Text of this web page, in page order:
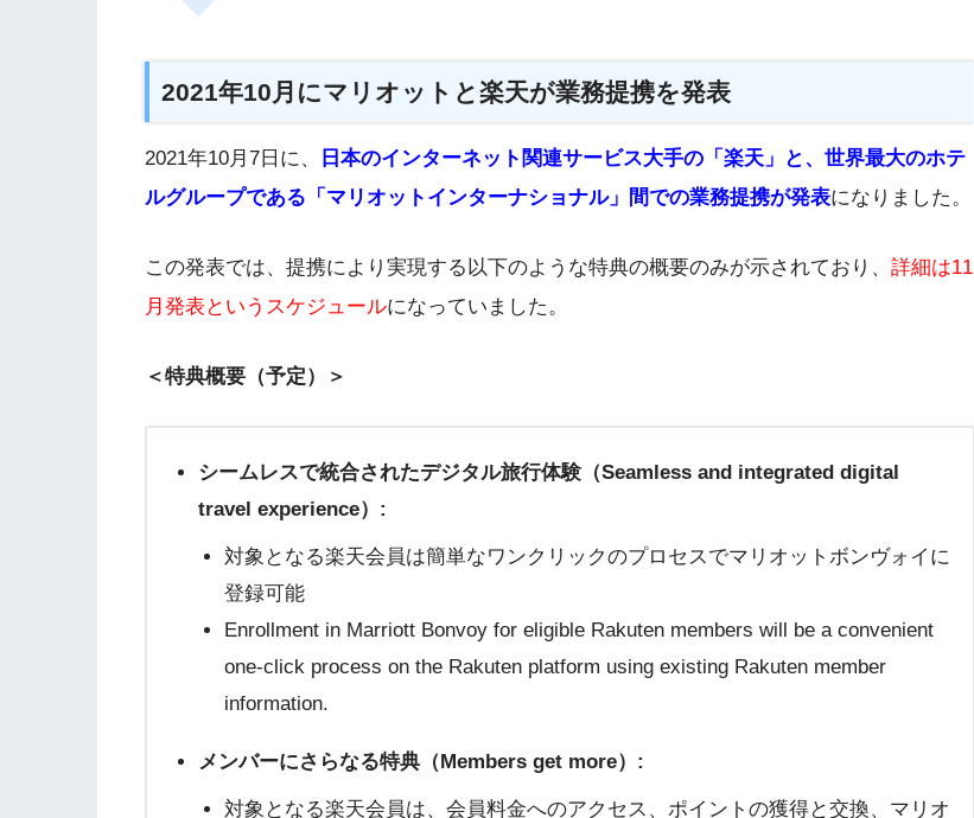
2021年10月にマリオットと楽天が業務提携を発表
2021年10月7日に、
日本のインターネット関連サービス大手の「楽天」と、世界最大のホテ
ルグループである「マリオットインターナショナル」間での業務提携が発表になりました。
この発表では、提携により実現する以下のような特典の概要のみが示されており、 詳細は11
月発表というスケジュールになっていました。
＜特典概要（予定）＞
シームレスで統合されたデジタル旅行体験（Seamless and integrated digital
travel experience）:
対象となる楽天会員は簡単なワンクリックのプロセスでマリオットボンヴォイに
登録可能
Enrollment in Marriott Bonvoy for eligible Rakuten members will be a convenient
one-click process on the Rakuten platform using existing Rakuten member
information.
メンバーにさらなる特典（Members get more）:
対象となる楽天会員は、会員料金へのアクセス、ポイントの獲得と交換、マリオ